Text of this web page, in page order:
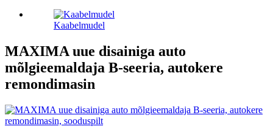
Kaabelmudel
MAXIMA uue disainiga auto
mõlgieemaldaja B-seeria, autokere
remondimasin